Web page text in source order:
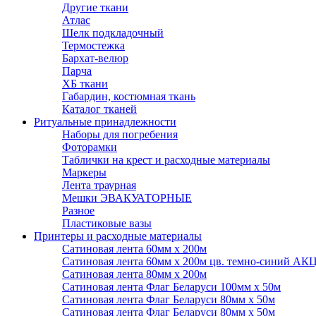
Другие ткани
Атлас
Шелк подкладочный
Термостежка
Бархат-велюр
Парча
ХБ ткани
Габардин, костюмная ткань
Каталог тканей
Ритуальные принадлежности
Наборы для погребения
Фоторамки
Таблички на крест и расходные материалы
Маркеры
Лента траурная
Мешки ЭВАКУАТОРНЫЕ
Разное
Пластиковые вазы
Принтеры и расходные материалы
Сатиновая лента 60мм х 200м
Сатиновая лента 60мм х 200м цв. темно-синий
Сатиновая лента 80мм х 200м
Сатиновая лента Флаг Беларуси 100мм х 50м
Сатиновая лента Флаг Беларуси 80мм х 50м
Сатиновая лента Флаг Беларуси 80мм х 50м